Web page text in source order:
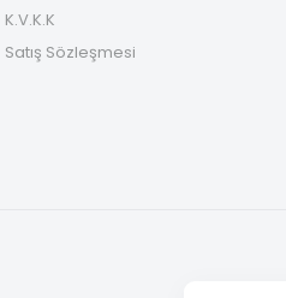
K.V.K.K
Satış Sözleşmesi